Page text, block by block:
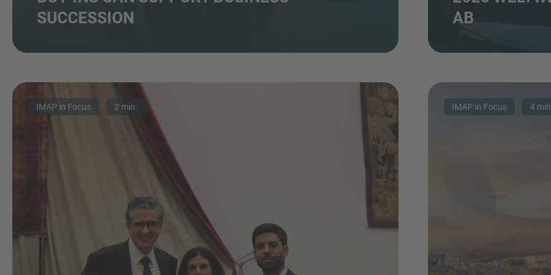
SUCCESSION
B
IMAP in Focus 2 min. IMAP in Focus 4